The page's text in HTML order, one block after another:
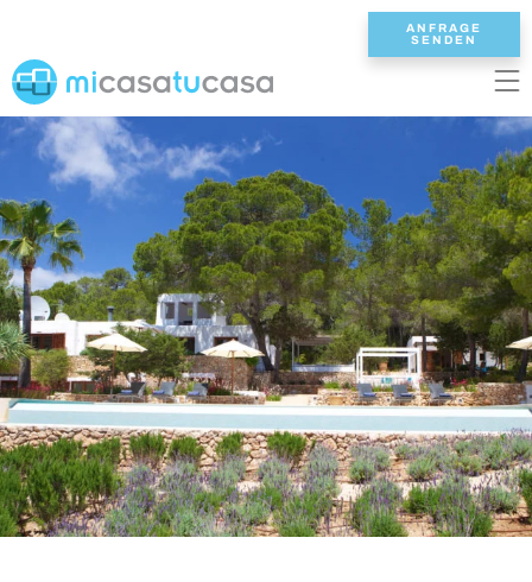
EN ES NL
STARTSEITE
UNSERE VILLEN
2/3 SCHLAFZIMMER
4 SCHLAFZIMMER
5 SCHLAFZIMMER
6+ SCHLAFZIMMER
ALLE VILLEN
ANFRAGE
SENDEN